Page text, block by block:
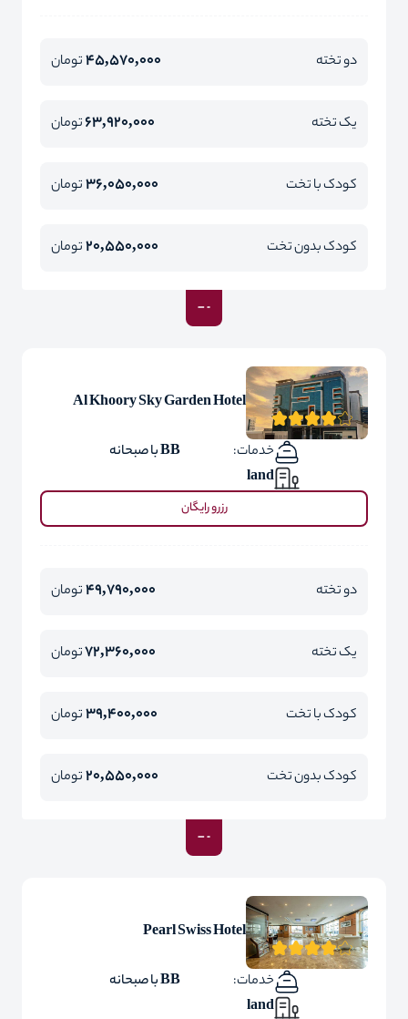
دو تخته 45,570,000تومان
یک تخته 63,920,000تومان
کودک با تخت 36,050,000تومان
کودک بدون تخت 20,550,000تومان
Al Khoory Sky Garden Hotel
خدمات:
BB با صبحانه
land
رزرو رایگان
دو تخته 49,790,000تومان
یک تخته 72,360,000تومان
کودک با تخت 39,400,000تومان
کودک بدون تخت 20,550,000تومان
Pearl Swiss Hotel
خدمات:
BB با صبحانه
land